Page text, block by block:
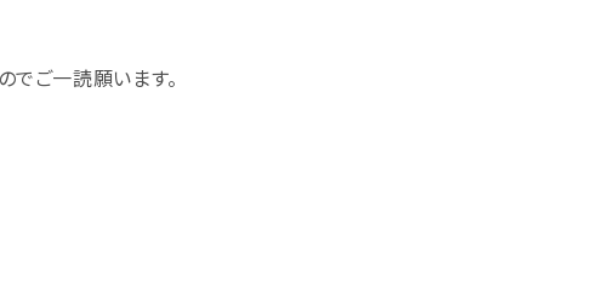
ご一読願います。